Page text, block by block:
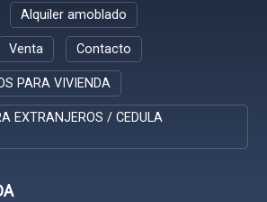
Alquiler amoblado
Venta Contacto
PARA VIVIENDA
EXTRANJEROS / CEDULA